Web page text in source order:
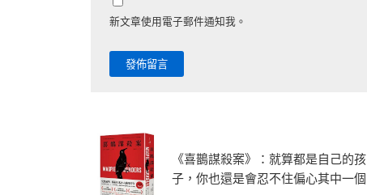
新文章使用電子郵件通知我。
《喜鵲謀殺案》：就算都是自己的孩
子，你也還是會忍不住偏心其中一個